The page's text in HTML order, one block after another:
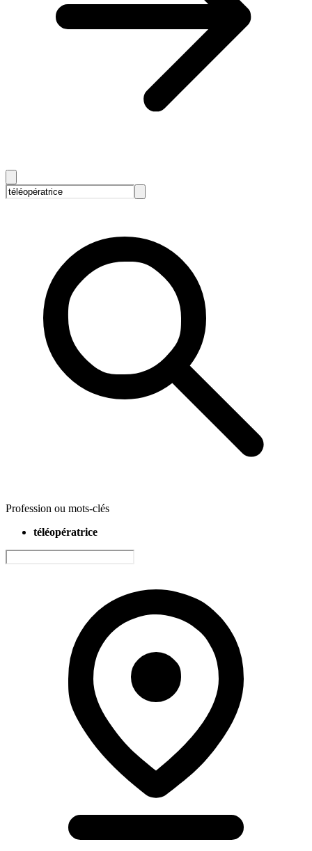
Profession ou mots-clés
téléopératrice